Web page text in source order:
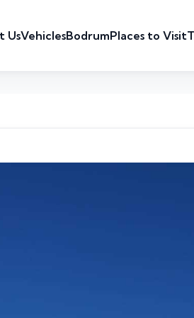
UsVehiclesBodrumPlaces to Visit